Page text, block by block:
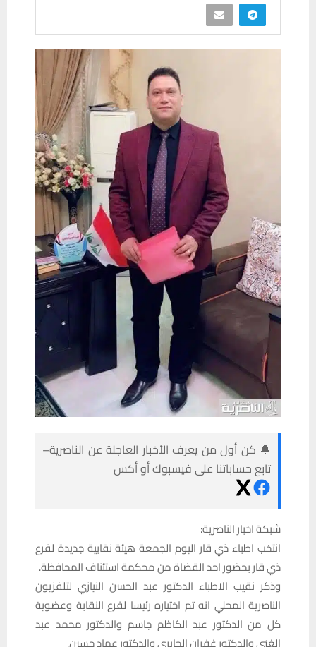
🔔 كن أول من يعرف الأخبار العاجلة عن الناصرية–
تابع حساباتنا على فيسبوك أو أكس
شبكة اخبار الناصرية:
انتخب اطباء ذي قار اليوم الجمعة هيئة نقابية جديدة لفرع
ذي قار بحضور احد القضاة من محكمة استئناف المحافظة.
وذكر نقيب الاطباء الدكتور عبد الحسن النيازي لتلفزيون
الناصرية المحلي انه تم اختياره رئيسا لفرع النقابة وعضوية
كل من الدكتور عبد الكاظم جاسم والدكتور محمد عبد
الغني والدكتور غفران الجابري والدكتور عماد حسين.